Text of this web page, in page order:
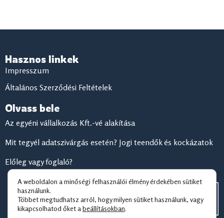
Hasznos linkek
Impresszum
Általános Szerződési Feltételek
Olvass bele
Az egyéni vállalkozás Kft.-vé alakítása
Mit tegyél adatszivárgás esetén? Jogi teendők és kockázatok
Előleg vagy foglaló?
A weboldalon a minőségi felhasználói élmény érdekében sütiket
használunk.
Többet megtudhatsz arról, hogy milyen sütiket használunk, vagy
kikapcsolhatod őket a beállításokban.